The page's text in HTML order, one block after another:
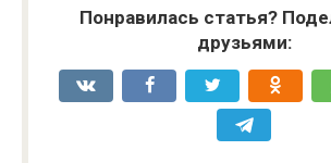
Понравилась статья?
друзьями: